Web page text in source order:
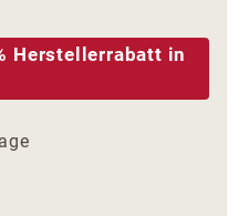
Herstellerrabatt in